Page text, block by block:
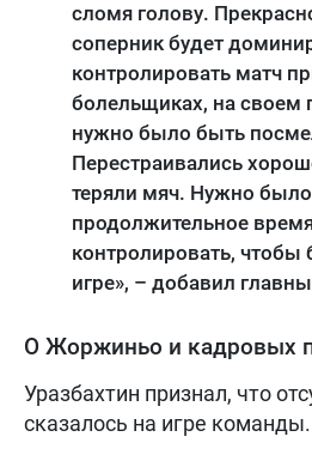
сломя голову.
соперник будет
контролировать матч
болельщиках, на своем
нужно было быть
Перестраивались
теряли мяч. Нужно
продолжительное
контролировать, чтобы
игре», – добавил
О Жоржиньо и кадровых
Уразбахтин признал, что
сказалось на игре команды.